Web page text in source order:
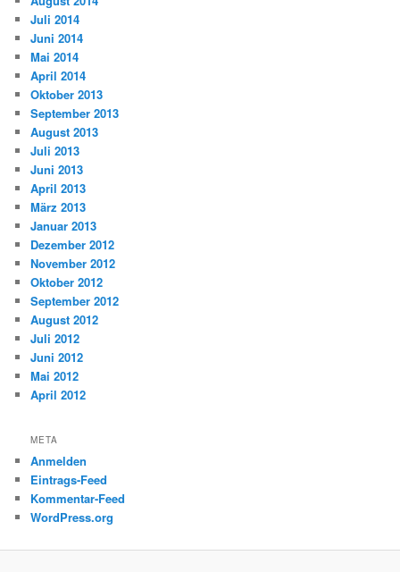
Juli 2014
Juni 2014
Mai 2014
April 2014
Oktober 2013
September 2013
August 2013
Juli 2013
Juni 2013
April 2013
März 2013
Januar 2013
Dezember 2012
November 2012
Oktober 2012
September 2012
August 2012
Juli 2012
Juni 2012
Mai 2012
April 2012
META
Anmelden
Eintrags-Feed
Kommentar-Feed
WordPress.org